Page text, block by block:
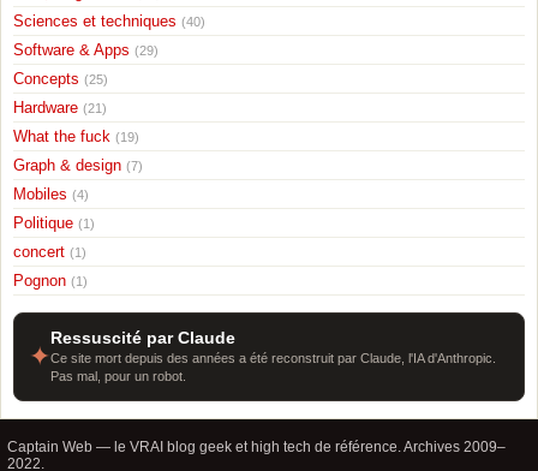
Sciences et techniques (40)
Software & Apps (29)
Concepts (25)
Hardware (21)
What the fuck (19)
Graph & design (7)
Mobiles (4)
Politique (1)
concert (1)
Pognon (1)
✦
Ressuscité par Claude
Ce site mort depuis des années a été reconstruit par Claude, l'IA d'Anthropic.
Pas mal, pour un robot.
Captain Web — le VRAI blog geek et high tech de référence. Archives 2009–
2022.